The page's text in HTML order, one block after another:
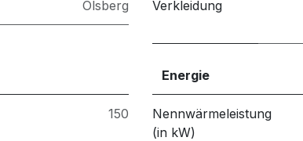
Olsberg Verkleidung
150
Energie
Nennwärmeleistung
(in kW)